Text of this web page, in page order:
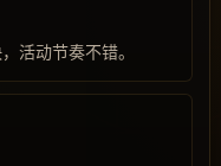
活动节奏不错。